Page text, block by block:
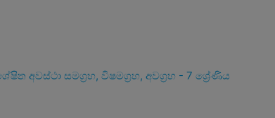
අවස්ථා සමග්‍රහ, විෂමග්‍රහ, අවග්‍රහ - 7 ශ්‍රේණිය